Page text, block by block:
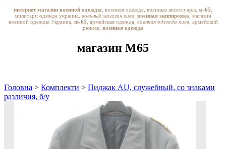
интернет магазин военной одежды , военная одежда, военные аксессуары, м-65
милитари одежда украина, военный магазин киев, военная экипировка , магазин
военной одежды Украина, m-65 , армейская одежда, военная одежда киев, армейский
рюкзак, военная одежда
магазин M65
Головна > Комплекти > Пиджак AU, служебный, со знаками
различия, б/у